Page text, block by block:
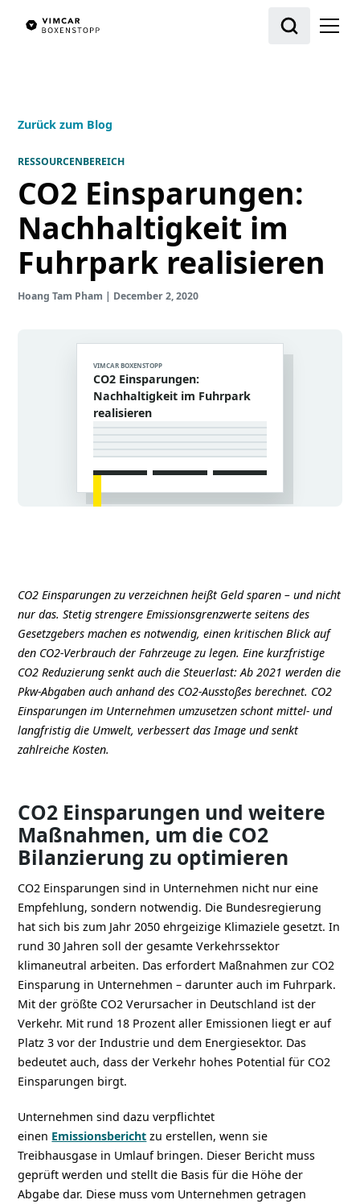
Zurück zum Blog
RESSOURCENBEREICH
CO2 Einsparungen:
Nachhaltigkeit im
Fuhrpark realisieren
Hoang Tam Pham | December 2, 2020
VIMCAR BOXENSTOPP
CO2 Einsparungen:
Nachhaltigkeit im Fuhrpark
realisieren
CO2 Einsparungen zu verzeichnen heißt Geld sparen – und nicht
nur das. Stetig strengere Emissionsgrenzwerte seitens des
Gesetzgebers machen es notwendig, einen kritischen Blick auf
den CO2-Verbrauch der Fahrzeuge zu legen. Eine kurzfristige
CO2 Reduzierung senkt auch die Steuerlast: Ab 2021 werden die
Pkw-Abgaben auch anhand des CO2-Ausstoßes berechnet. CO2
Einsparungen im Unternehmen umzusetzen schont mittel- und
langfristig die Umwelt, verbessert das Image und senkt
zahlreiche Kosten.
CO2 Einsparungen und weitere
Maßnahmen, um die CO2
Bilanzierung zu optimieren
CO2 Einsparungen sind in Unternehmen nicht nur eine
Empfehlung, sondern notwendig. Die Bundesregierung
hat sich bis zum Jahr 2050 ehrgeizige Klimaziele gesetzt. In
rund 30 Jahren soll der gesamte Verkehrssektor
klimaneutral arbeiten. Das erfordert Maßnahmen zur CO2
Einsparung in Unternehmen – darunter auch im Fuhrpark.
Mit der größte CO2 Verursacher in Deutschland ist der
Verkehr. Mit rund 18 Prozent aller Emissionen liegt er auf
Platz 3 vor der Industrie und dem Energiesektor. Das
bedeutet auch, dass der Verkehr hohes Potential für CO2
Einsparungen birgt.
Unternehmen sind dazu verpflichtet
einen Emissionsbericht zu erstellen, wenn sie
Treibhausgase in Umlauf bringen. Dieser Bericht muss
geprüft werden und stellt die Basis für die Höhe der
Abgabe dar. Diese muss vom Unternehmen getragen